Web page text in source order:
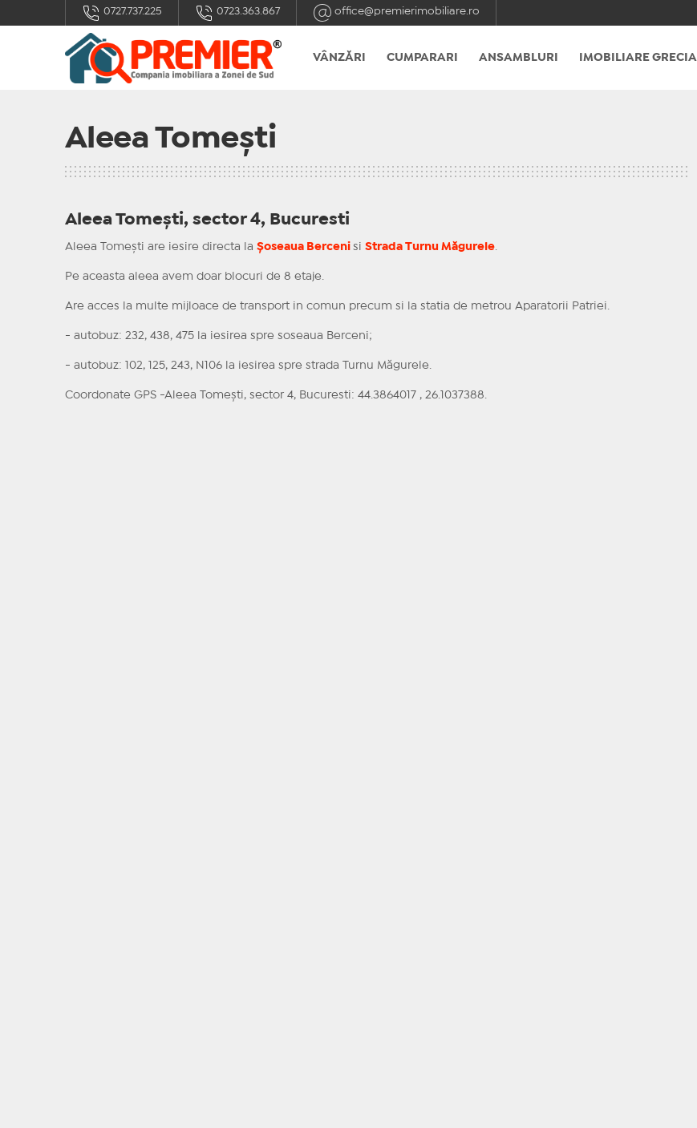
0727.737.225 0723.363.867 office@premierimobiliare.ro
VÂNZĂRI CUMPARARI ANSAMBLURI IMOBILIARE GRECIA
Aleea Tomeşti
Aleea Tomeşti, sector 4, Bucuresti
Aleea Tomeşti are iesire directa la Şoseaua Berceni si Strada Turnu Măgurele.
Pe aceasta aleea avem doar blocuri de 8 etaje.
Are acces la multe mijloace de transport in comun precum si la statia de metrou Aparatorii Patriei.
- autobuz: 232, 438, 475 la iesirea spre soseaua Berceni;
- autobuz: 102, 125, 243, N106 la iesirea spre strada Turnu Măgurele.
Coordonate GPS -Aleea Tomeşti, sector 4, Bucuresti: 44.3864017 , 26.1037388.